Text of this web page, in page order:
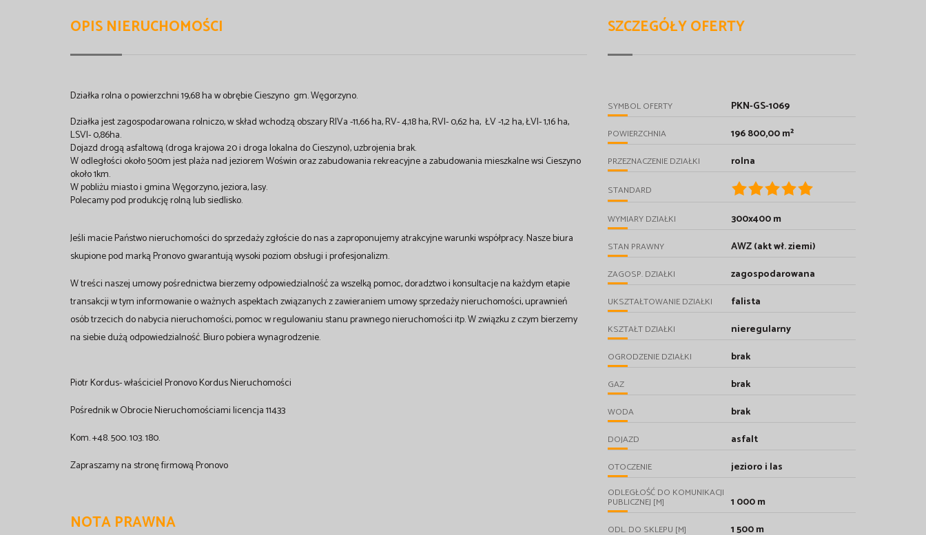
OPIS NIERUCHOMOŚCI
Działka rolna o powierzchni 19,68 ha w obrębie Cieszyno gm. Węgorzyno.
Działka jest zagospodarowana rolniczo, w skład wchodzą obszary RIVa -11,66 ha, RV- 4,18 ha, RVI- 0,62 ha, ŁV -1,2 ha, ŁVI- 1,16 ha,
LSVI- 0,86ha.
Dojazd drogą asfaltową (droga krajowa 20 i droga lokalna do Cieszyno), uzbrojenia brak.
W odległości około 500m jest plaża nad jeziorem Woświn oraz zabudowania rekreacyjne a zabudowania mieszkalne wsi Cieszyno
około 1km.
W pobliżu miasto i gmina Węgorzyno, jeziora, lasy.
Polecamy pod produkcję rolną lub siedlisko.
Jeśli macie Państwo nieruchomości do sprzedaży zgłoście do nas a zaproponujemy atrakcyjne warunki współpracy. Nasze biura
skupione pod marką Pronovo gwarantują wysoki poziom obsługi i profesjonalizm.
W treści naszej umowy pośrednictwa bierzemy odpowiedzialność za wszelką pomoc, doradztwo i konsultacje na każdym etapie
transakcji w tym informowanie o ważnych aspektach związanych z zawieraniem umowy sprzedaży nieruchomości, uprawnień
osób trzecich do nabycia nieruchomości, pomoc w regulowaniu stanu prawnego nieruchomości itp. W związku z czym bierzemy
na siebie dużą odpowiedzialność. Biuro pobiera wynagrodzenie.
Piotr Kordus- właściciel Pronovo Kordus Nieruchomości
Pośrednik w Obrocie Nieruchomościami licencja 11433
Kom. +48. 500. 103. 180.
Zapraszamy na stronę firmową Pronovo
NOTA PRAWNA
SZCZEGÓŁY OFERTY
SYMBOL OFERTY PKN-GS-1069
POWIERZCHNIA 196 800,00 m²
PRZEZNACZENIE DZIAŁKI rolna
STANDARD
WYMIARY DZIAŁKI 300x400 m
STAN PRAWNY AWZ (akt wł. ziemi)
ZAGOSP. DZIAŁKI zagospodarowana
UKSZTAŁTOWANIE DZIAŁKI falista
KSZTAŁT DZIAŁKI nieregularny
OGRODZENIE DZIAŁKI brak
GAZ brak
WODA brak
DOJAZD asfalt
OTOCZENIE jezioro i las
ODLEGŁOŚĆ DO KOMUNIKACJI
PUBLICZNEJ [M] 1 000 m
ODL. DO SKLEPU [M] 1 500 m